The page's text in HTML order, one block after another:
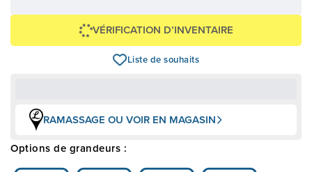
VÉRIFICATION D’INVENTAIRE
Liste de souhaits
RAMASSAGE OU VOIR EN MAGASIN
Options de grandeurs :